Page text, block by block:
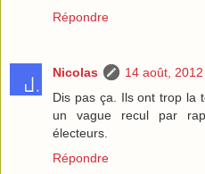
Répondre
Nicolas
14 août,
Dis pas ça. Ils ont trop la
un vague recul par
électeurs.
Répondre